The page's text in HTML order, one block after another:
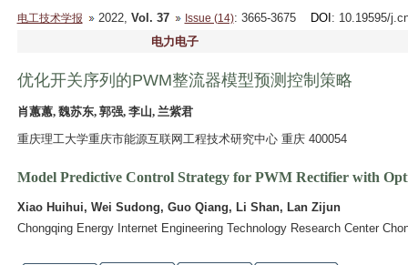
电工技术学报 2022, Vol. 37 Issue (14): 3665-3675 DOI : 10.19595/
电力电子
优化开关序列的PWM整流器模型预测控制策略
肖蕙蕙, 魏苏东, 郭强, 李山, 兰紫君
重庆理工大学重庆市能源互联网工程技术研究中心 重庆 400054
Model Predictive Control Strategy for PWM Rectifier with
Xiao Huihui, Wei Sudong, Guo Qiang, Li Shan, Lan Zijun
Chongqing Energy Internet Engineering Technology Research Center